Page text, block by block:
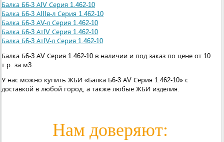
Балка Б6-3 АIV Серия 1.462-10
Балка Б6-3 АIIIв-л Серия 1.462-10
Балка Б6-3 АV-л Серия 1.462-10
Балка Б6-3 АтIV Серия 1.462-10
Балка Б6-3 АтIV-л Серия 1.462-10
Балка Б6-3 АV Серия 1.462-10 в наличии и под заказ по цене от 10
т.р. за м3.
У нас можно купить ЖБИ «Балка Б6-3 АV Серия 1.462-10» с
доставкой в любой город, а также любые ЖБИ изделия.
Нам доверяют: